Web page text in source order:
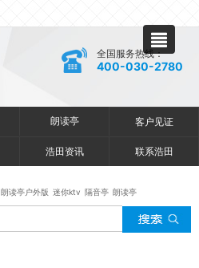
全国服务热线：
400-030-2780
朗读亭 客户见证
浩田资讯 联系浩田
朗读亭户外版 迷你ktv 隔音亭 朗读亭